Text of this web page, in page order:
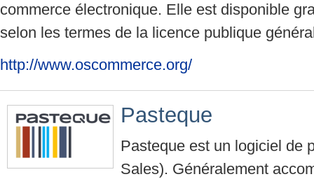
commerce électronique. Elle est disponible
selon les termes de la licence publique
http://www.oscommerce.org/
Pasteque
Pasteque est un logiciel de
Sales). Généralement